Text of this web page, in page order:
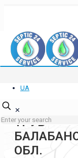
Отзывы клиентов о нас
Политика
UA
✕
ТРУБ
ОБЛ.